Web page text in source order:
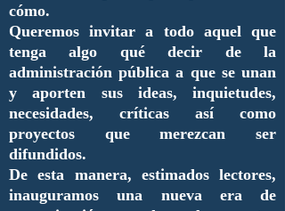
cómo.
Queremos invitar a todo aquel que
tenga algo qué decir de la
administración pública a que se unan
y aporten sus ideas, inquietudes,
necesidades, críticas así como
proyectos que merezcan ser
difundidos.
De esta manera, estimados lectores,
inauguramos una nueva era de